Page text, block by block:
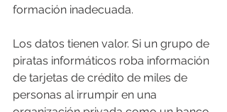
formación inadecuada.
Los datos tienen valor. Si un grupo de
piratas informáticos roba información
de tarjetas de crédito de miles de
personas al irrumpir en una